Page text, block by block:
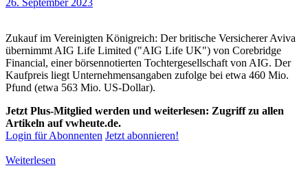
Zukauf im Vereinigten Königreich: Der britische Versicherer Aviva
übernimmt AIG Life Limited ("AIG Life UK") von Corebridge
Financial, einer börsennotierten Tochtergesellschaft von AIG. Der
Kaufpreis liegt Unternehmensangaben zufolge bei etwa 460 Mio.
Pfund (etwa 563 Mio. US-Dollar).
Jetzt Plus-Mitglied werden und weiterlesen: Zugriff zu allen
Artikeln auf vwheute.de.
Login für Abonnenten Jetzt abonnieren!
Weiterlesen